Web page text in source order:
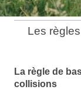
Les
La règle de
collisions